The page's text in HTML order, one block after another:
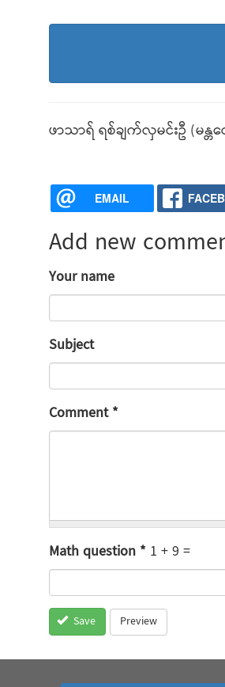
ဖာသာရ် ရစ်ချက်လှမင်းဦ (မန္
EMAIL
Add new
Your name
Subject
Comment*
Math question* 1 + 9 =
Save Preview